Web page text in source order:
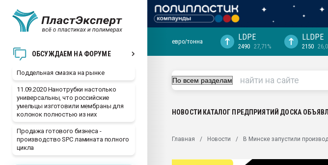
ОБСУЖДАЕМ НА ФОРУМЕ
Поддельная смазка на рынке
11.09.2020 Нанотрубки настолько
универсальны, что российские
умельцы изготовили мембраны для
колонок полностью из них
Продажа готового бизнеса -
производство SPC ламината полного
цикла
ближайшее подмосковье, с.-в.
Подмосковье, Москва
первый план в переработке
28.07.2026 "Технониколь" довольна
Всё, что касается выдува ПЭТ
евро/тонна LDPE
2490 27,71%
LLDPE
2150
НОВОСТИ КАТАЛОГ ПРЕДПРИЯТИЙ ДОСКА
Главная Новости В Минске запустили